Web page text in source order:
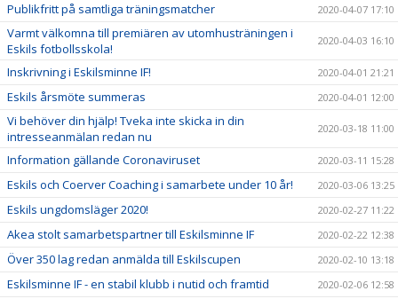
Publikfritt på samtliga träningsmatcher 2020-04-07 17:10
Varmt välkomna till premiären av utomhusträningen i
Eskils fotbollsskola!
2020-04-03 16:10
Inskrivning i Eskilsminne IF! 2020-04-01 21:21
Eskils årsmöte summeras 2020-04-01 12:00
Vi behöver din hjälp! Tveka inte skicka in din
intresseanmälan redan nu
2020-03-18 11:00
Information gällande Coronaviruset 2020-03-11 15:28
Eskils och Coerver Coaching i samarbete under 10 år! 2020-03-06 13:25
Eskils ungdomsläger 2020! 2020-02-27 11:22
Akea stolt samarbetspartner till Eskilsminne IF 2020-02-22 12:38
Över 350 lag redan anmälda till Eskilscupen 2020-02-10 13:18
Eskilsminne IF - en stabil klubb i nutid och framtid 2020-02-06 12:58